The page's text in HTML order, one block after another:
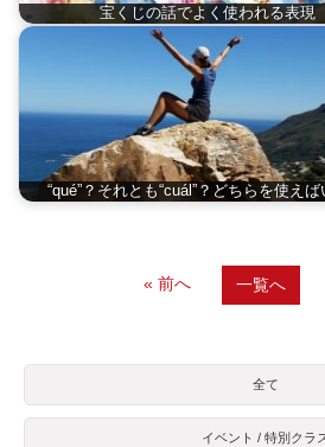
宝くじの話でよく使われる表現
“qué”？それとも“cuál”？どちらを使えば
« 前へ 一覧へ
全て
イベント / 特別クラ